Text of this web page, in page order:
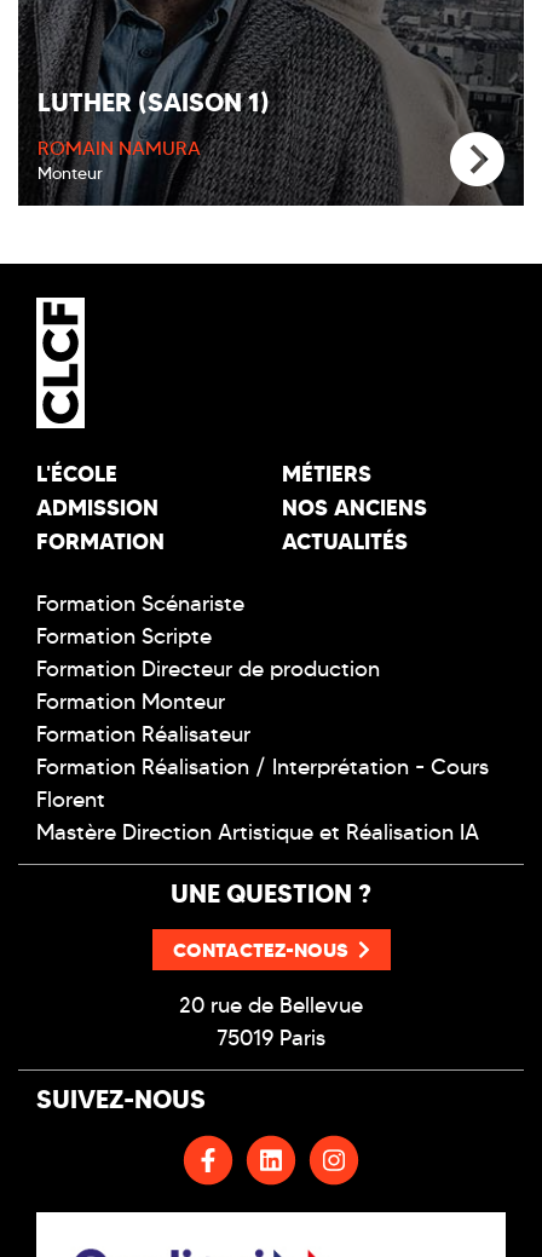
LUTHER (SAISON 1)
ROMAIN NAMURA
Monteur
L'ÉCOLE
ADMISSION
FORMATION
MÉTIERS
NOS ANCIENS
ACTUALITÉS
Formation Scénariste
Formation Scripte
Formation Directeur de production
Formation Monteur
Formation Réalisateur
Formation Réalisation / Interprétation - Cours
Florent
Mastère Direction Artistique et Réalisation IA
UNE QUESTION ?
CONTACTEZ-NOUS
20 rue de Bellevue
75019 Paris
SUIVEZ-NOUS